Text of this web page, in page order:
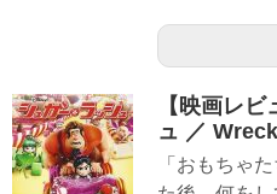
【映画レ
ュ ／
「おもちゃ